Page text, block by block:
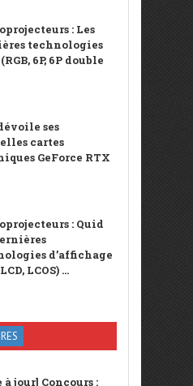
: Les
technologies
6P, 6P double
ses
cartes
GeForce RTX
: Quid
d’affichage
LCOS) ...
à jour] Concours :